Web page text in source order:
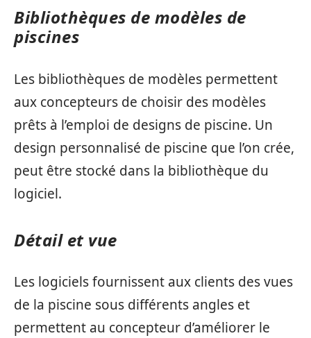
Bibliothèques de modèles de
piscines
Les bibliothèques de modèles permettent
aux concepteurs de choisir des modèles
prêts à l’emploi de designs de piscine. Un
design personnalisé de piscine que l’on crée,
peut être stocké dans la bibliothèque du
logiciel.
Détail et vue
Les logiciels fournissent aux clients des vues
de la piscine sous différents angles et
permettent au concepteur d’améliorer le